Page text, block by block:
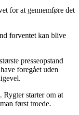
for at gennemføre det
forventet kan blive
presseopstand
foregået uden
Rygter starter om at
først troede.